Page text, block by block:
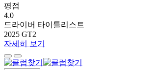
평점
4.0
드라이버 타이틀리스트
2025 GT2
자세히 보기